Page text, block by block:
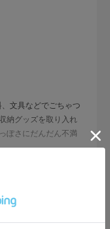
文具などでごちゃつ
納グッズを取り入れ
ぽさにだんだん不満
が当たっても音が柔
の雰囲気が一変しま